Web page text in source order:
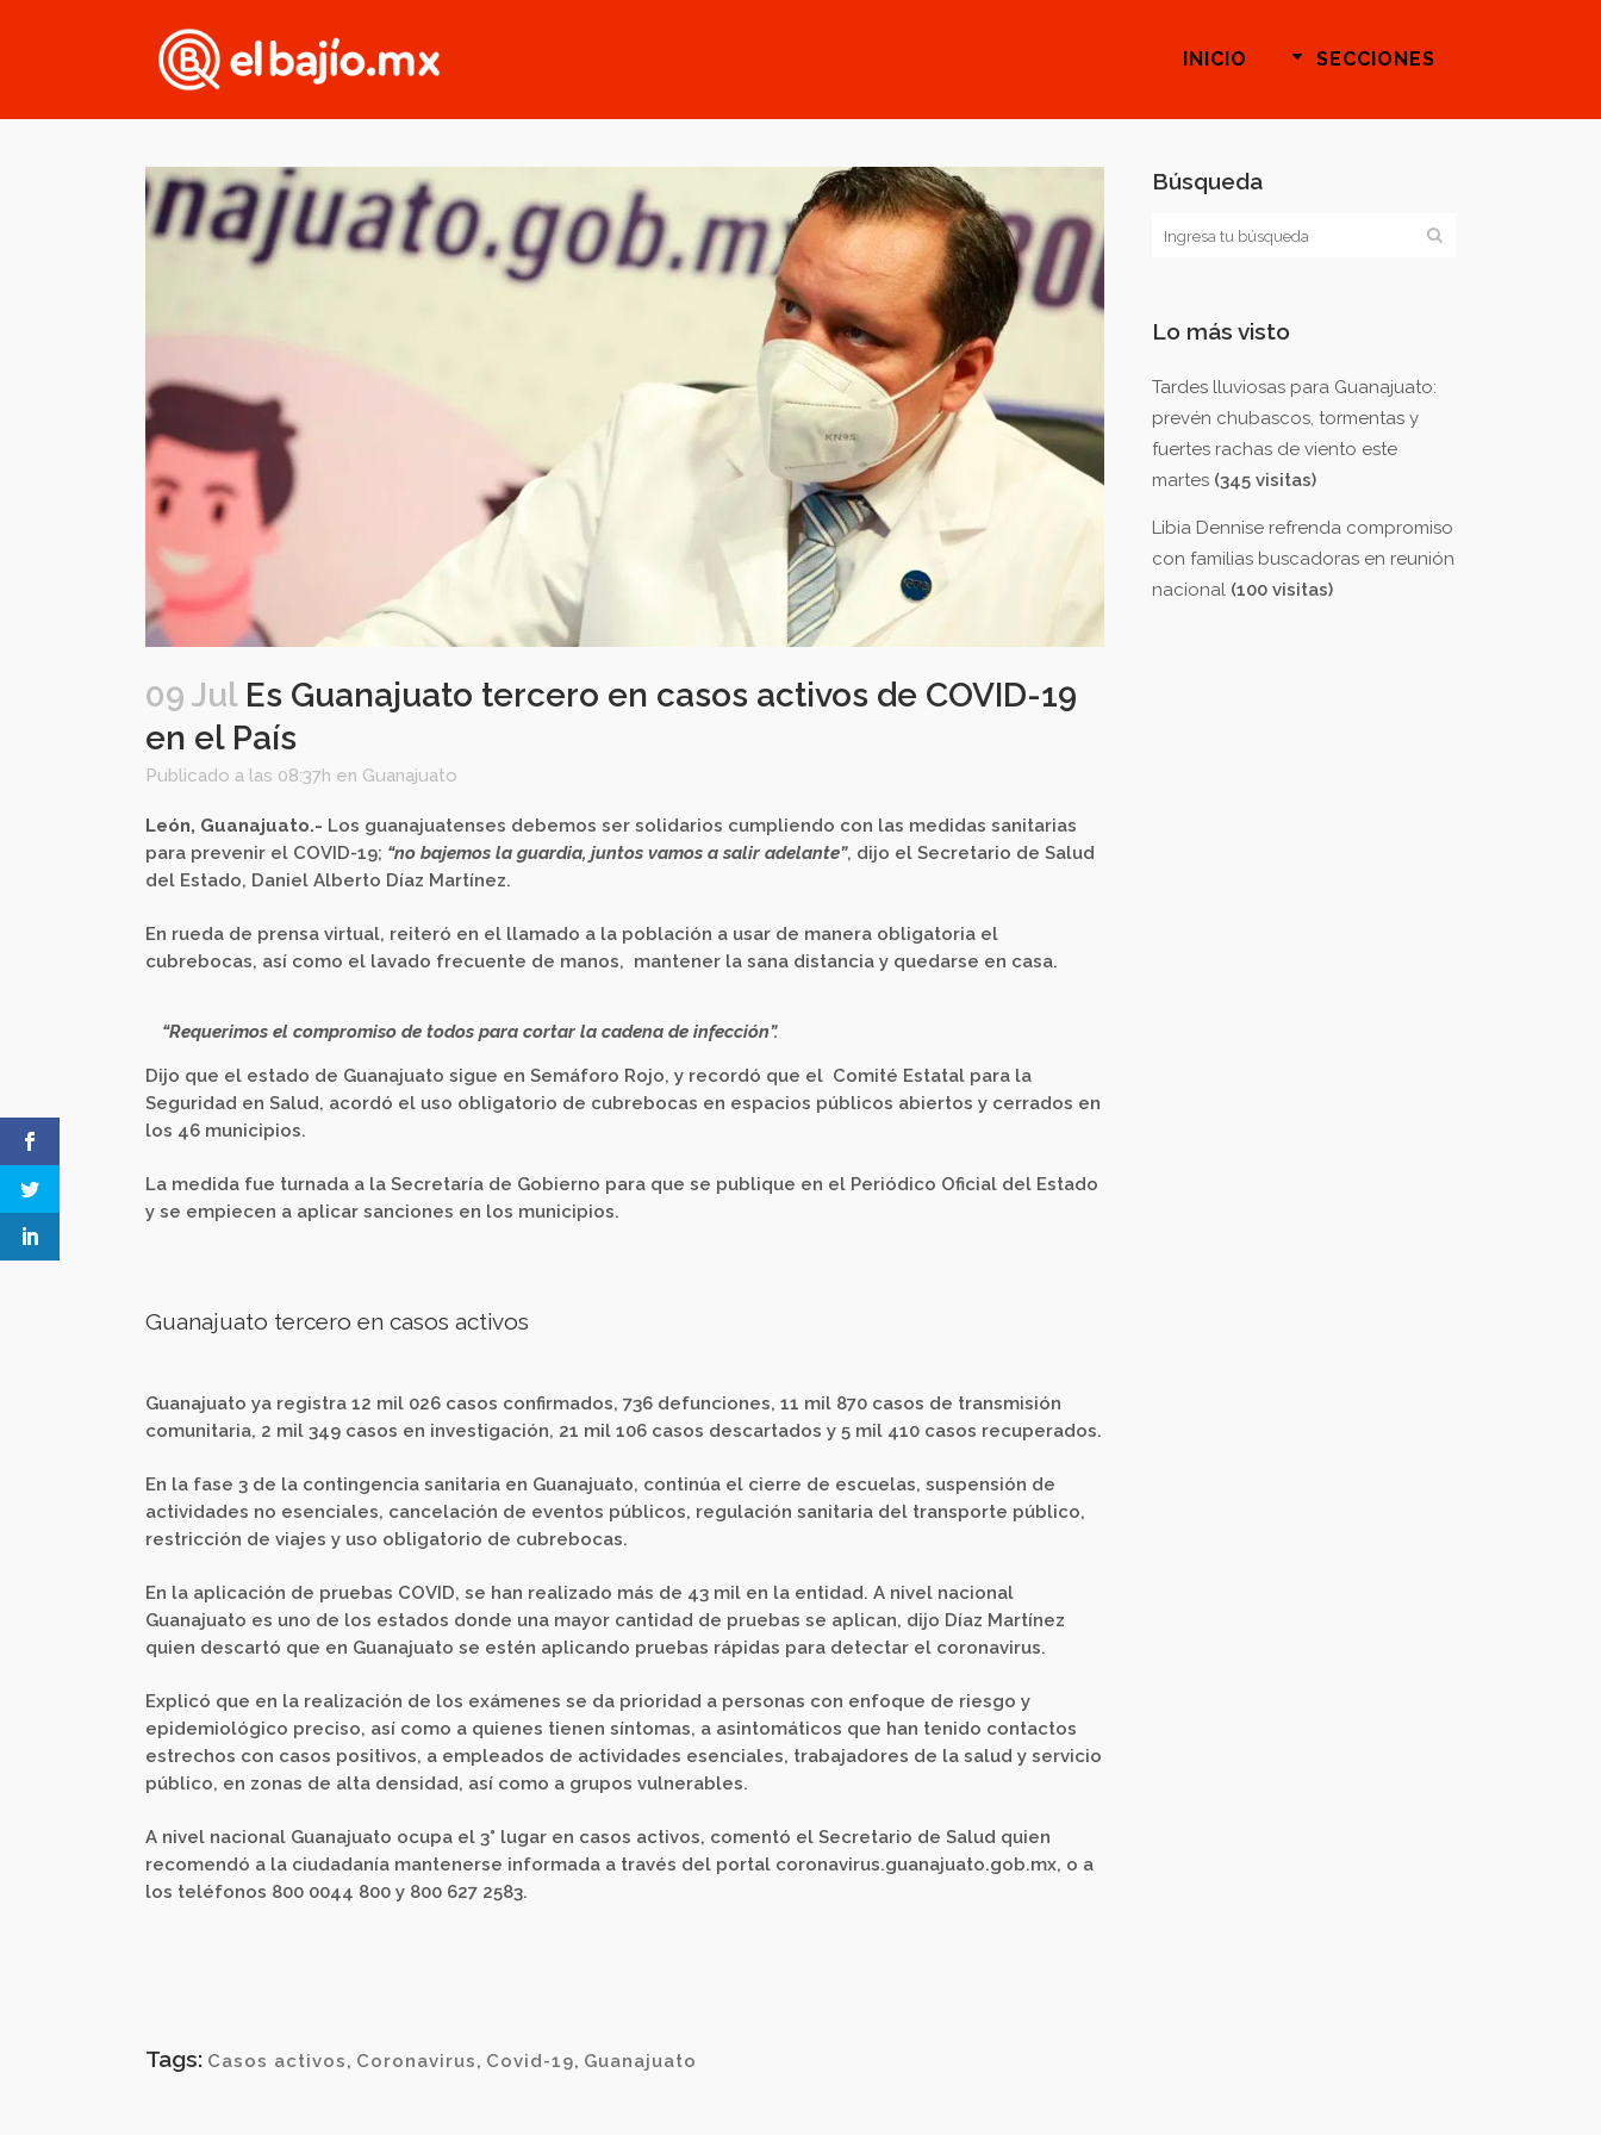
INICIO SECCIONES
09 JulEs Guanajuato tercero en casos activos de COVID-19
en el País
Publicado a las 08:37h en Guanajuato
León, Guanajuato.- Los guanajuatenses debemos ser solidarios cumpliendo con las medidas sanitarias
para prevenir el COVID-19; “no bajemos la guardia, juntos vamos a salir adelante”, dijo el Secretario de Salud
del Estado, Daniel Alberto Díaz Martínez.
En rueda de prensa virtual, reiteró en el llamado a la población a usar de manera obligatoria el
cubrebocas, así como el lavado frecuente de manos, mantener la sana distancia y quedarse en casa.
“Requerimos el compromiso de todos para cortar la cadena de infección”.
Dijo que el estado de Guanajuato sigue en Semáforo Rojo, y recordó que el Comité Estatal para la
Seguridad en Salud, acordó el uso obligatorio de cubrebocas en espacios públicos abiertos y cerrados en
los 46 municipios.
La medida fue turnada a la Secretaría de Gobierno para que se publique en el Periódico Oficial del Estado
y se empiecen a aplicar sanciones en los municipios.
Guanajuato tercero en casos activos
Guanajuato ya registra 12 mil 026 casos confirmados, 736 defunciones, 11 mil 870 casos de transmisión
comunitaria, 2 mil 349 casos en investigación, 21 mil 106 casos descartados y 5 mil 410 casos recuperados.
En la fase 3 de la contingencia sanitaria en Guanajuato, continúa el cierre de escuelas, suspensión de
actividades no esenciales, cancelación de eventos públicos, regulación sanitaria del transporte público,
restricción de viajes y uso obligatorio de cubrebocas.
En la aplicación de pruebas COVID, se han realizado más de 43 mil en la entidad. A nivel nacional
Guanajuato es uno de los estados donde una mayor cantidad de pruebas se aplican, dijo Díaz Martínez
quien descartó que en Guanajuato se estén aplicando pruebas rápidas para detectar el coronavirus.
Explicó que en la realización de los exámenes se da prioridad a personas con enfoque de riesgo y
epidemiológico preciso, así como a quienes tienen síntomas, a asintomáticos que han tenido contactos
estrechos con casos positivos, a empleados de actividades esenciales, trabajadores de la salud y servicio
público, en zonas de alta densidad, así como a grupos vulnerables.
A nivel nacional Guanajuato ocupa el 3° lugar en casos activos, comentó el Secretario de Salud quien
recomendó a la ciudadanía mantenerse informada a través del portal coronavirus.guanajuato.gob.mx, o a
los teléfonos 800 0044 800 y 800 627 2583.
Tags: Casos activos, Coronavirus, Covid-19, Guanajuato
Búsqueda
Lo más visto
Tardes lluviosas para Guanajuato:
prevén chubascos, tormentas y
fuertes rachas de viento este
martes (345 visitas)
Libia Dennise refrenda compromiso
con familias buscadoras en reunión
nacional (100 visitas)